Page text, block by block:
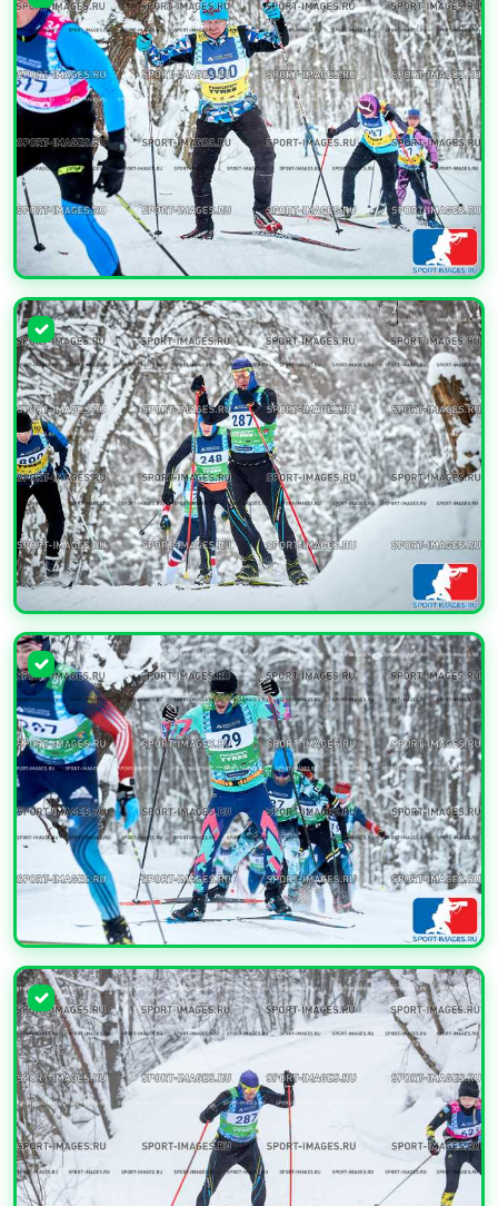
УВЕЛИЧИТЬ
УВЕЛИЧИТЬ
УВЕЛИЧИТЬ